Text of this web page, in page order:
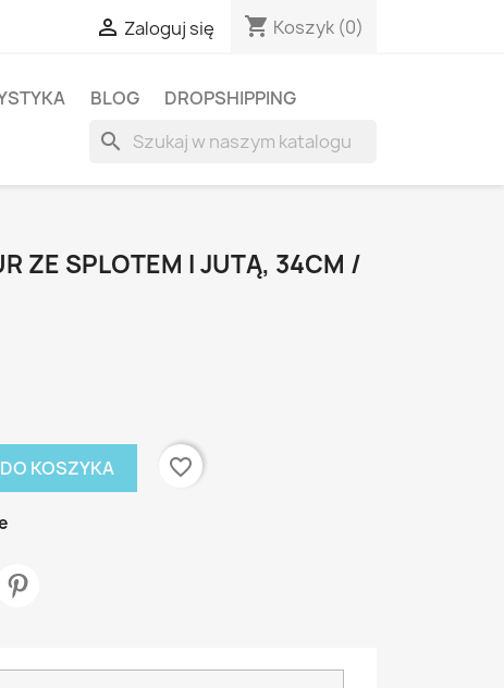
 Zaloguj się shopping_cart Koszyk (0)
BLOG DROPSHIPPING
search
ZE SPLOTEM I JUTĄ, 34CM /
KOSZYKA favorite_border